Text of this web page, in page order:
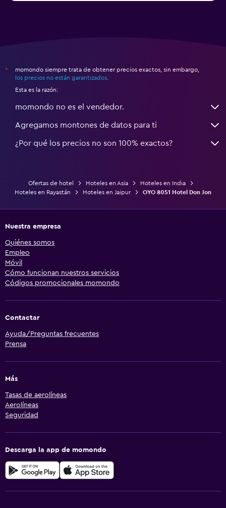
*
momondo siempre trata de obtener precios exactos, sin embargo,
los precios no están garantizados
Esta es la razón:
momondo no es el vendedor.
Agregamos montones de datos para ti
¿Por qué los precios no son 100% exactos?
Ofertas de hotel Hoteles en Asia
Hoteles en India
Hoteles en Rayastán
Hoteles en Jaipur OYO 8051 Hotel Don Jon
Nuestra empresa
Quiénes somos
Empleo
Móvil
Cómo funcionan nuestros servicios
Códigos promocionales momondo
Contactar
Ayuda/Preguntas frecuentes
Prensa
Más
Tasas de aerolíneas
Aerolíneas
Seguridad
Descarga la app de momondo